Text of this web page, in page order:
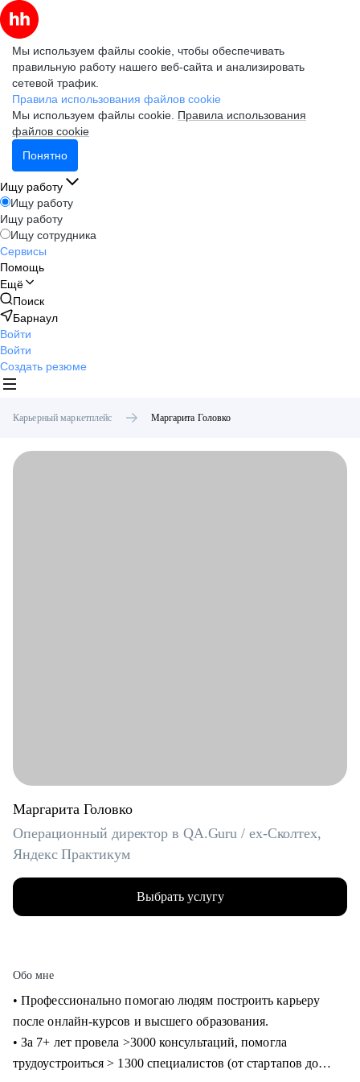
Мы используем файлы cookie, чтобы обеспечивать
правильную работу нашего веб-сайта и анализировать
сетевой трафик.
Правила использования файлов cookie
Мы используем файлы cookie. Правила использования
файлов cookie
Понятно
Ищу работу
Ищу работу
Ищу работу
Ищу сотрудника
Сервисы
Помощь
Ещё
Поиск
Барнаул
Войти
Войти
Создать резюме
Карьерный маркетплейс Маргарита Головко
Маргарита Головко
Операционный директор в QA.Guru / ex-Сколтех,
Яндекс Практикум
Выбрать услугу
Обо мне
• Профессионально помогаю людям построить карьеру
после онлайн-курсов и высшего образования.
• За 7+ лет провела >3000 консультаций, помогла
трудоустроиться > 1300 специалистов (от стартапов до